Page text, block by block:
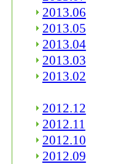
2013.06
2013.05
2013.04
2013.03
2013.02
2012.12
2012.11
2012.10
2012.09